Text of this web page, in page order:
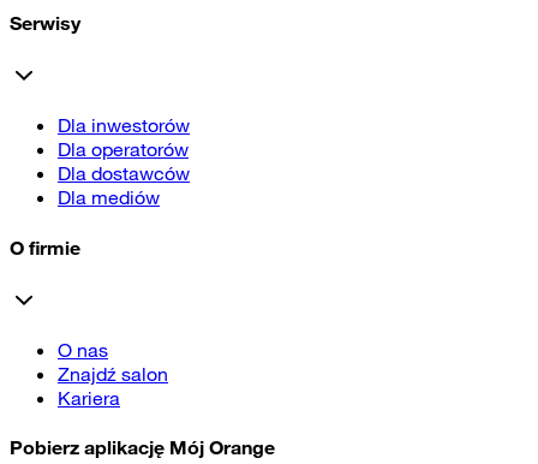
Serwisy
Dla inwestorów
Dla operatorów
Dla dostawców
Dla mediów
O firmie
O nas
Znajdź salon
Kariera
Pobierz aplikację Mój Orange